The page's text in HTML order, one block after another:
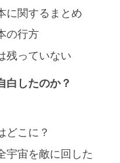
に関するまとめ
の行方
残っていない
白したのか？
どこに？
宇宙を敵に回した